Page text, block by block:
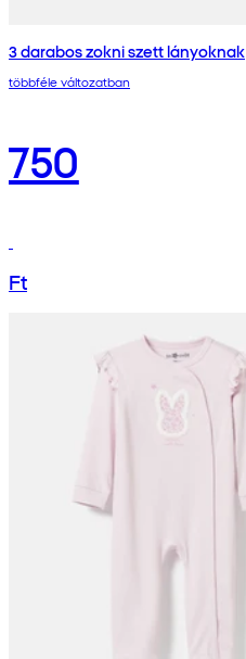
3 darabos zokni szett lányoknak
többféle változatban
750
Ft